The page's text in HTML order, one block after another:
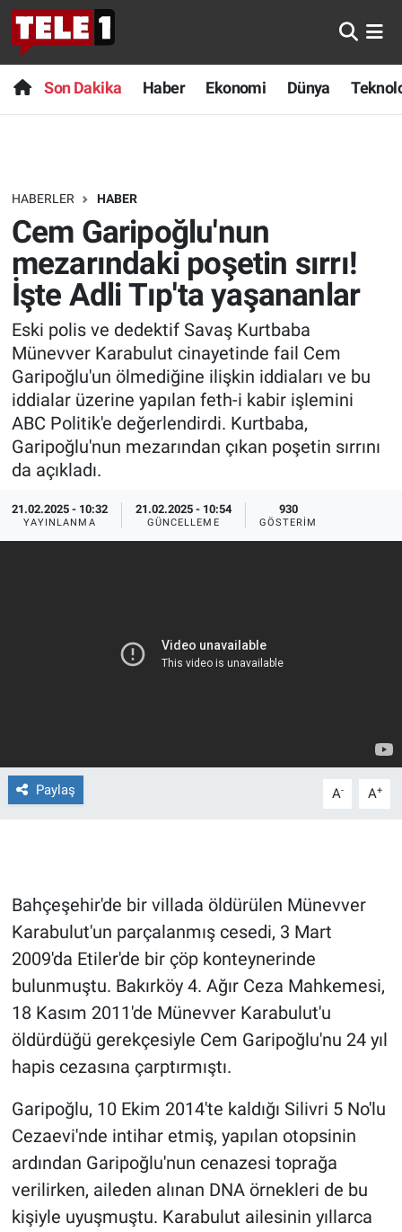
Son Dakika Haber Ekonomi Dünya
HABERLER HABER
Cem Garipoğlu'nun
mezarındaki poşetin sırrı!
İşte Adli Tıp'ta yaşananlar
Eski polis ve dedektif Savaş Kurtbaba
Münevver Karabulut cinayetinde fail Cem
Garipoğlu'un ölmediğine ilişkin iddiaları ve bu
iddialar üzerine yapılan feth-i kabir işlemini
ABC Politik'e değerlendirdi. Kurtbaba,
Garipoğlu'nun mezarından çıkan poşetin sırrını
da açıkladı.
21.02.2025 - 10:32
YAYINLANMA
21.02.2025 - 10:54
GÜNCELLEME
930
GÖSTERIM
Paylaş A- A+
Bahçeşehir'de bir villada öldürülen Münevver
Karabulut'un parçalanmış cesedi, 3 Mart
2009'da Etiler'de bir çöp konteynerinde
bulunmuştu. Bakırköy 4. Ağır Ceza Mahkemesi,
18 Kasım 2011'de Münevver Karabulut'u
öldürdüğü gerekçesiyle Cem Garipoğlu'nu 24 yıl
hapis cezasına çarptırmıştı.
Garipoğlu, 10 Ekim 2014'te kaldığı Silivri 5 No'lu
Cezaevi'nde intihar etmiş, yapılan otopsinin
ardından Garipoğlu'nun cenazesi toprağa
verilirken, aileden alınan DNA örnekleri de bu
kişiyle uyuşmuştu. Karabulut ailesinin yıllarca
Anında Manşet
Başka Sohbetler
Bilim turu
Bilim ve Teknoloji Evreni
Doğa Konuşuyor
Dünya
Ege Saati
Ege'den Esintiler
Eğitim
Eğlence
Gerçeğin İzinde
Gün Ortası
Günün görüntüsü
Haber
İlan
Kimdir
Koronavirüs
Kültür Sanat
Ne demişti
Nedir
Son Dakika
Haber
Dünya
Sağlık
Spor
Yayın Akışı
İletişim
Nöbetçi Eczaneler
Hava Durumu
Trafik Durumu
Süper Lig Puan Durumu ve Fikstür
Tüm Manşetler
Son Dakika Haberleri
Haber Arşivi